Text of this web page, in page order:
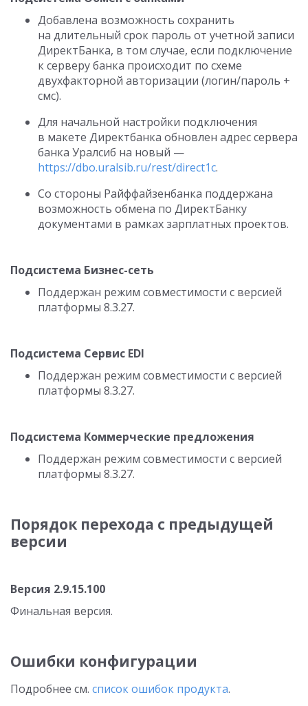
Добавлена возможность сохранить
на длительный срок пароль от учетной записи
ДиректБанка, в том случае, если подключение
к серверу банка происходит по схеме
двухфакторной авторизации (логин/пароль +
смс).
Для начальной настройки подключения
в макете Директбанка обновлен адрес сервера
банка Уралсиб на новый —
https://dbo.uralsib.ru/rest/direct1c.
Со стороны Райффайзенбанка поддержана
возможность обмена по ДиректБанку
документами в рамках зарплатных проектов.
Подсистема Бизнес-сеть
Поддержан режим совместимости с версией
платформы 8.3.27.
Подсистема Сервис EDI
Поддержан режим совместимости с версией
платформы 8.3.27.
Подсистема Коммерческие предложения
Поддержан режим совместимости с версией
платформы 8.3.27.
Порядок перехода с предыдущей
версии
Версия 2.9.15.100
Финальная версия.
Ошибки конфигурации
Подробнее см. список ошибок продукта.